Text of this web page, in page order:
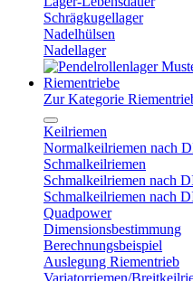
Schrägkugellager
Nadelhülsen
Nadellager
Riementriebe
Zur Kategorie
Keilriemen
Normalkeilriemen nach
Schmalkeilriemen
Schmalkeilriemen nach
Schmalkeilriemen nach
Quadpower
Dimensionsbestimmung
Berechnungsbeispiel
Auslegung Riementrieb
Variatorriemen/